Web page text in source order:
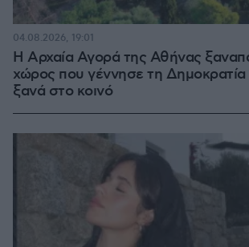
Η Αρχαία Αγορά της Αθήνας
χώρος που γέννησε τη Δημοκρατία
ξανά στο κοινό
04.08.2026, 19:01